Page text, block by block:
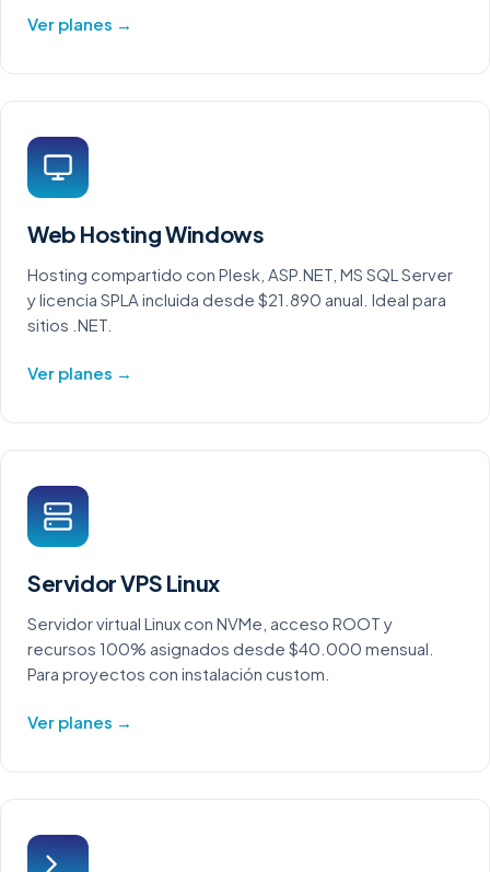
Ver planes →
Web Hosting Windows
Hosting compartido con Plesk, ASP.NET, MS SQL Server
y licencia SPLA incluida desde $21.890 anual. Ideal para
sitios .NET.
Ver planes →
Servidor VPS Linux
Servidor virtual Linux con NVMe, acceso ROOT y
recursos 100% asignados desde $40.000 mensual.
Para proyectos con instalación custom.
Ver planes →